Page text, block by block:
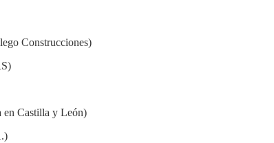
Construcciones)
en Castilla y León)